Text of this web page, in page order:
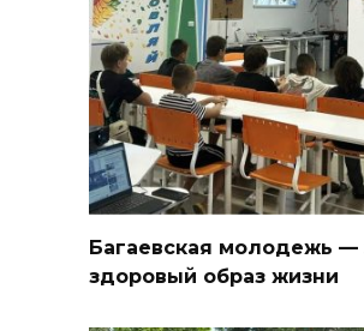
Багаевская молодежь —
здоровый образ жизни